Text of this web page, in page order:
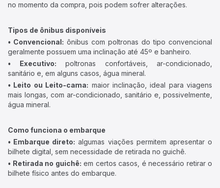
no momento da compra, pois podem sofrer alterações.
Tipos de ônibus disponíveis
• Convencional: ônibus com poltronas do tipo convencional
geralmente possuem uma inclinação até 45º e banheiro.
• Executivo: poltronas confortáveis, ar-condicionado,
sanitário e, em alguns casos, água mineral.
• Leito ou Leito-cama: maior inclinação, ideal para viagens
mais longas, com ar-condicionado, sanitário e, possivelmente,
água mineral.
Como funciona o embarque
• Embarque direto: algumas viações permitem apresentar o
bilhete digital, sem necessidade de retirada no guichê.
• Retirada no guichê: em certos casos, é necessário retirar o
bilhete físico antes do embarque.